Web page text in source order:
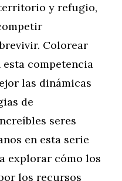
y refugio,
Colorear
competencia
las dinámicas
de
seres
en esta serie
explorar cómo los
los recursos